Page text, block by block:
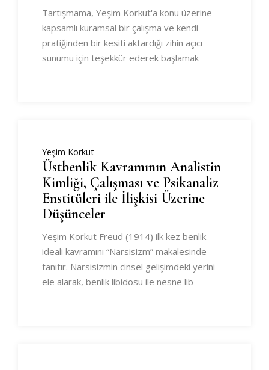
Tartışmama, Yeşim Korkut'a konu üzerine
kapsamlı kuramsal bir çalışma ve kendi
pratiğinden bir kesiti aktardığı zihin açıcı
sunumu için teşekkür ederek başlamak
Yeşim Korkut
Üstbenlik Kavramının Analistin
Kimliği, Çalışması ve Psikanaliz
Enstitüleri ile İlişkisi Üzerine
Düşünceler
Yeşim Korkut Freud (1914) ilk kez benlik
ideali kavramını “Narsisizm” makalesinde
tanıtır. Narsisizmin cinsel gelişimdeki yerini
ele alarak, benlik libidosu ile nesne lib